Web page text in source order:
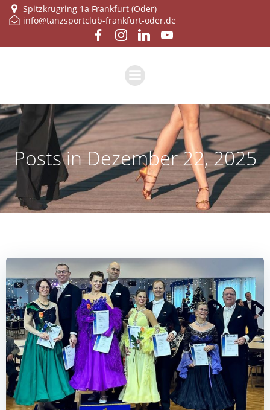
Zum
Inhalt
springen
Spitzkrugring 1a Frankfurt (Oder)
info@tanzsportclub-frankfurt-oder.de
Posts in Dezember 22, 2025